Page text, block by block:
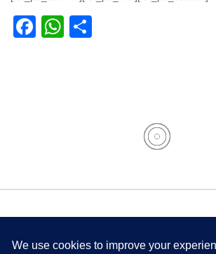
Facebook
WhatsApp